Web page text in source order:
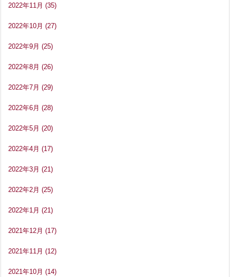
2022年11月 (35)
2022年10月 (27)
2022年9月 (25)
2022年8月 (26)
2022年7月 (29)
2022年6月 (28)
2022年5月 (20)
2022年4月 (17)
2022年3月 (21)
2022年2月 (25)
2022年1月 (21)
2021年12月 (17)
2021年11月 (12)
2021年10月 (14)